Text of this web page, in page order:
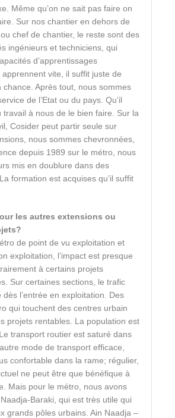
Même qu’on ne sait pas faire on
Sur nos chantier en dehors de
ou chef de chantier, le reste sont des
ingénieurs et techniciens, qui
d’apprentissages
vite, il suffit juste de
chance. Après tout, nous sommes
de l’Etat ou du pays. Qu’il
travail à nous de le bien faire. Sur la
Cosider peut partir seule sur
nous sommes chevronnées,
depuis 1989 sur le métro, nous
mis en doublure dans des
formation est acquises qu’il suffit
les autres extensions ou
de point de vu exploitation et
exploitation, l’impact est presque
à certains projets
Sur certaines sections, le trafic
dès l’entrée en exploitation. Des
qui touchent des centres urbain
projets rentables. La population est
transport routier est saturé dans
mode de transport efficace,
confortable dans la rame; régulier,
ne peut être que bénéfique à
Mais pour le métro, nous avons
Naadja-Baraki, qui est très utile qui
grands pôles urbains. Ain Naadja –